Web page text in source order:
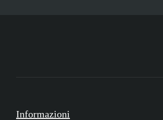
Informazioni